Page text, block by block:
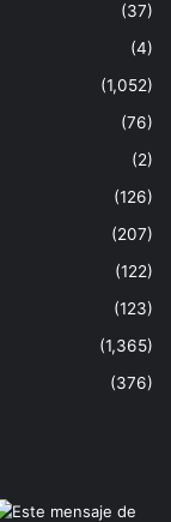
(37)
(4)
(1,052)
(76)
(2)
(126)
(207)
(122)
(123)
(1,365)
(376)